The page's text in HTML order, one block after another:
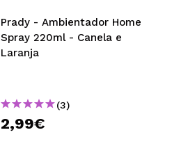
Prady - Ambientador Home
Spray 220ml - Canela e
Laranja
(3)
2,99€